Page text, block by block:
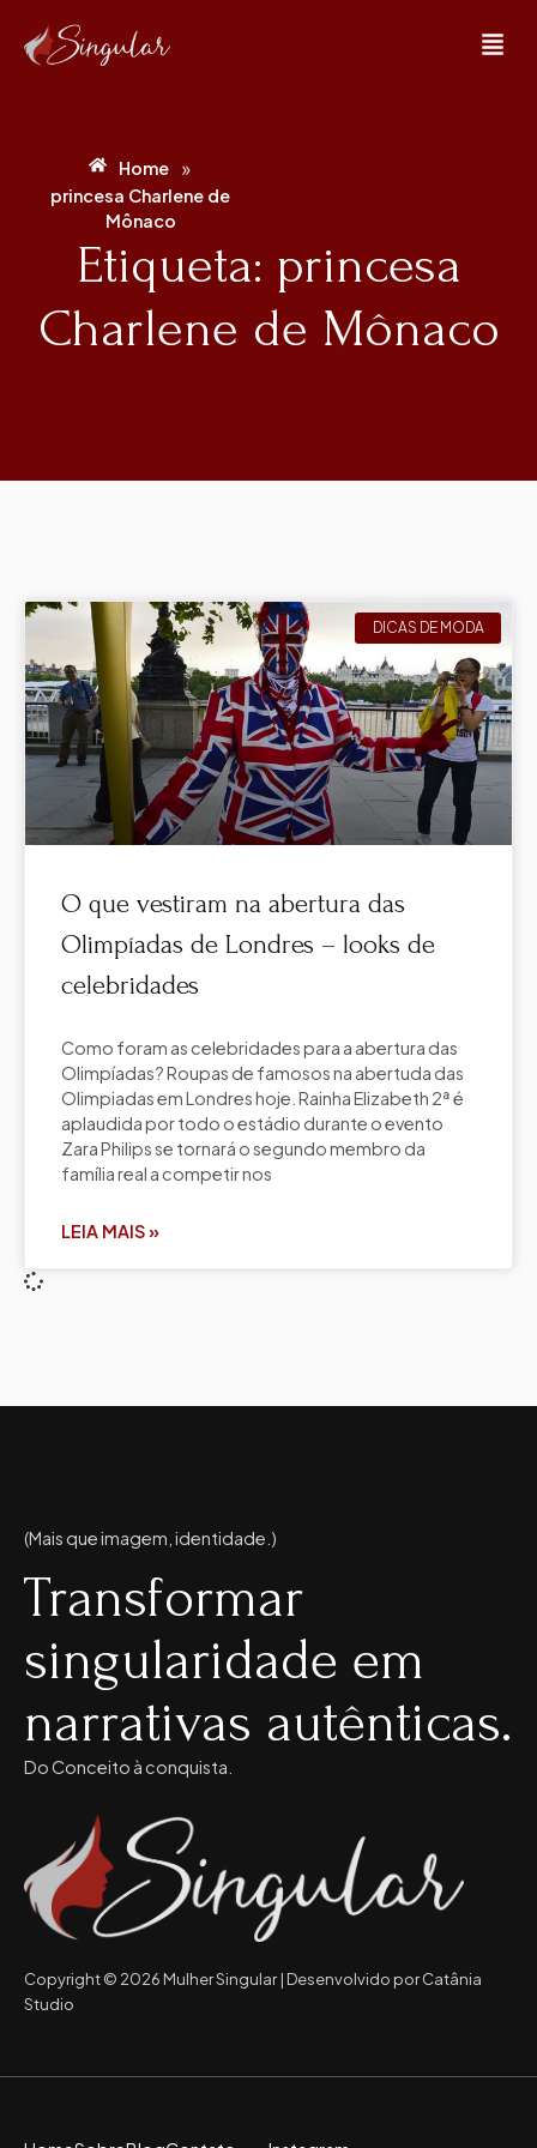
Home »
princesa Charlene de
Mônaco
Etiqueta: princesa
Charlene de Mônaco
DICAS DE MODA
O que vestiram na abertura das
Olimpíadas de Londres – looks de
celebridades
Como foram as celebridades para a abertura das
Olimpíadas? Roupas de famosos na abertuda das
Olimpiadas em Londres hoje. Rainha Elizabeth 2ª é
aplaudida por todo o estádio durante o evento
Zara Philips se tornará o segundo membro da
família real a competir nos
LEIA MAIS »
(Mais que imagem, identidade.)
Transformar
singularidade em
narrativas autênticas.
Do Conceito à conquista.
Copyright © 2026 Mulher Singular | Desenvolvido por Catânia
Studio